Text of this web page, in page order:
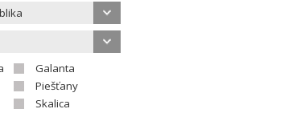
Galanta
Piešťany
Skalica